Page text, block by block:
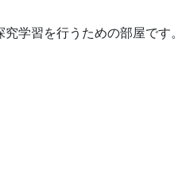
学習を行うための部屋です。